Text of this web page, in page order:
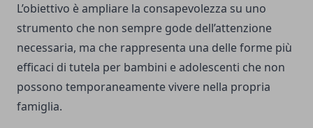
L’obiettivo è ampliare la consapevolezza su uno
strumento che non sempre gode dell’attenzione
necessaria, ma che rappresenta una delle forme più
efficaci di tutela per bambini e adolescenti che non
possono temporaneamente vivere nella propria
famiglia.